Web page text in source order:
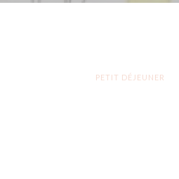
PETIT DÉJEUNER